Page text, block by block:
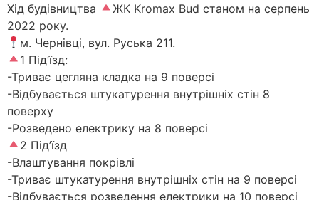
Хід будівництва
ЖК Kromax Bud станом на серпень
2022 року.
м. Чернівці, вул. Руська 211.
1 Під’їзд:
-Триває цегляна кладка на 9 поверсі
-Відбувається штукатурення внутрішніх стін 8
поверху
-Розведено електрику на 8 поверсі
2 Під’їзд
-Влаштування покрівлі
-Триває штукатурення внутрішніх стін на 9 поверсі
-Відбувається розведення електрики на 10 поверсі